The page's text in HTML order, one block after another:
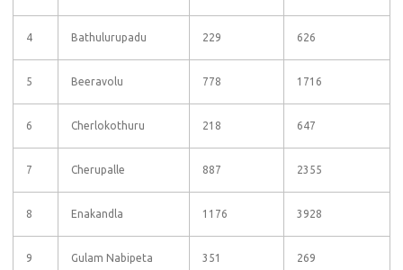
4 Bathulurupadu 229 626
5 Beeravolu 778 1716
6 Cherlokothuru 218 647
7 Cherupalle 887 2355
8 Enakandla 1176 3928
9 Gulam Nabipeta 351 269